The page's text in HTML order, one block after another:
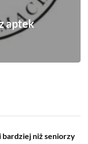
aptek
bardziej niż seniorzy